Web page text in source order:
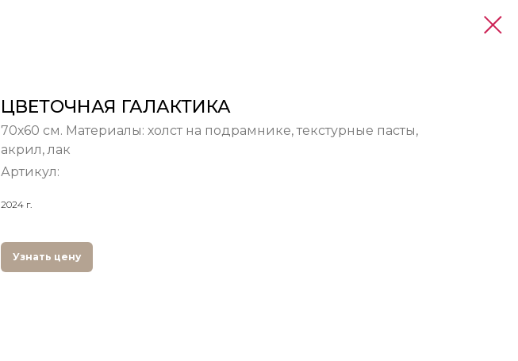
ЦВЕТОЧНАЯ ГАЛАКТИКА
70х60 см. Материалы: холст на подрамнике, текстурные пасты,
акрил, лак
Артикул:
2024 г.
Узнать цену